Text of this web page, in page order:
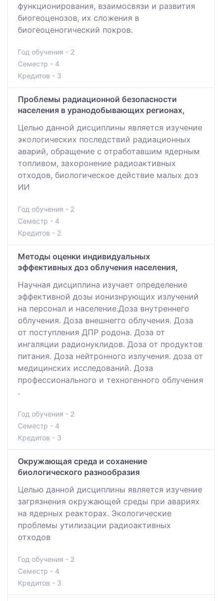
функционирования, взаимосвязи и развития
биогеоценозов, их сложения в
биогеоценогический покров.
Год обучения - 2
Семестр - 4
Кредитов - 3
Проблемы радиационной безопасности
населения в уранодобывающих регионах,
Целью данной дисциплины является изучение
экологических последствий радиационных
аварий, обращение с отработавшим ядерным
топливом, захоронение радиоактивных
отходов, биологическое действие малых доз
ИИ
Год обучения - 2
Семестр - 4
Кредитов - 2
Методы оценки индивидуальных
эффективных доз облучения населения,
Научная дисциплина изучает определение
эффективной дозы ионизнрующих излучений
на персонал и население.Доза внутреннего
облучения. Доза внешнегго облучения. Доза
от поступления ДПР родона. Доза от
ингаляции радионуклидов. Доза от продуктов
питания. Доза нейтронного излучения. доза от
медицинских исследований. Доза
профессионального и техногенного облучения
.
Год обучения - 2
Семестр - 4
Кредитов - 3
Окружающая среда и соханение
биологического разнообразия
Целью данной дисциплины является изучение
загрязнения окружающей среды при авариях
на ядерных реакторах. Экологические
проблемы утилизации радиоактивных
отходов
Год обучения - 2
Семестр - 4
Кредитов - 3